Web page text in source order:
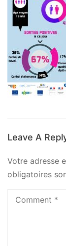
Leave A
Votre adresse
obligatoires